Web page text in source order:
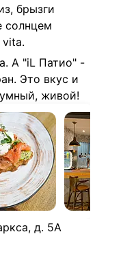
брызги
солнцем
А "iL Патио" -
Это вкус и
живой!
д. 5А